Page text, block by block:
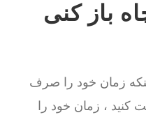
چاه باز کنی
زمان خود را صرف
کنید ، زمان خود را